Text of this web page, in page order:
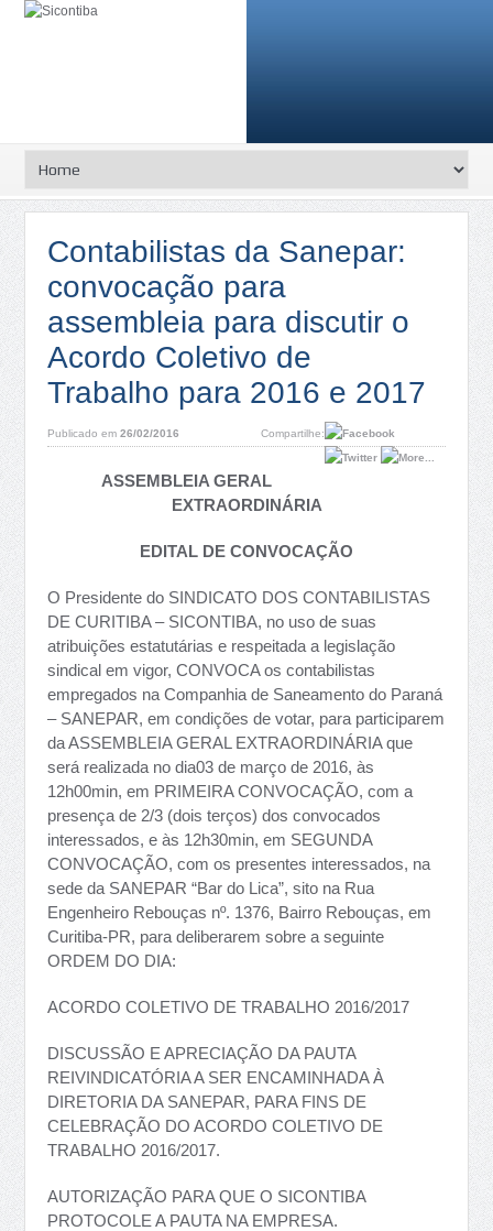
Contabilistas da Sanepar:
convocação para
assembleia para discutir o
Acordo Coletivo de
Trabalho para 2016 e 2017
Publicado em26/02/2016 Compartilhe:
ASSEMBLEIA GERAL
EXTRAORDINÁRIA
EDITAL DE CONVOCAÇÃO
O Presidente do SINDICATO DOS CONTABILISTAS
DE CURITIBA – SICONTIBA, no uso de suas
atribuições estatutárias e respeitada a legislação
sindical em vigor, CONVOCA os contabilistas
empregados na Companhia de Saneamento do Paraná
– SANEPAR, em condições de votar, para participarem
da ASSEMBLEIA GERAL EXTRAORDINÁRIA que
será realizada no dia03 de março de 2016, às
12h00min, em PRIMEIRA CONVOCAÇÃO, com a
presença de 2/3 (dois terços) dos convocados
interessados, e às 12h30min, em SEGUNDA
CONVOCAÇÃO, com os presentes interessados, na
sede da SANEPAR “Bar do Lica”, sito na Rua
Engenheiro Rebouças nº. 1376, Bairro Rebouças, em
Curitiba-PR, para deliberarem sobre a seguinte
ORDEM DO DIA:
ACORDO COLETIVO DE TRABALHO 2016/2017
DISCUSSÃO E APRECIAÇÃO DA PAUTA
REIVINDICATÓRIA A SER ENCAMINHADA À
DIRETORIA DA SANEPAR, PARA FINS DE
CELEBRAÇÃO DO ACORDO COLETIVO DE
TRABALHO 2016/2017.
AUTORIZAÇÃO PARA QUE O SICONTIBA
PROTOCOLE A PAUTA NA EMPRESA.